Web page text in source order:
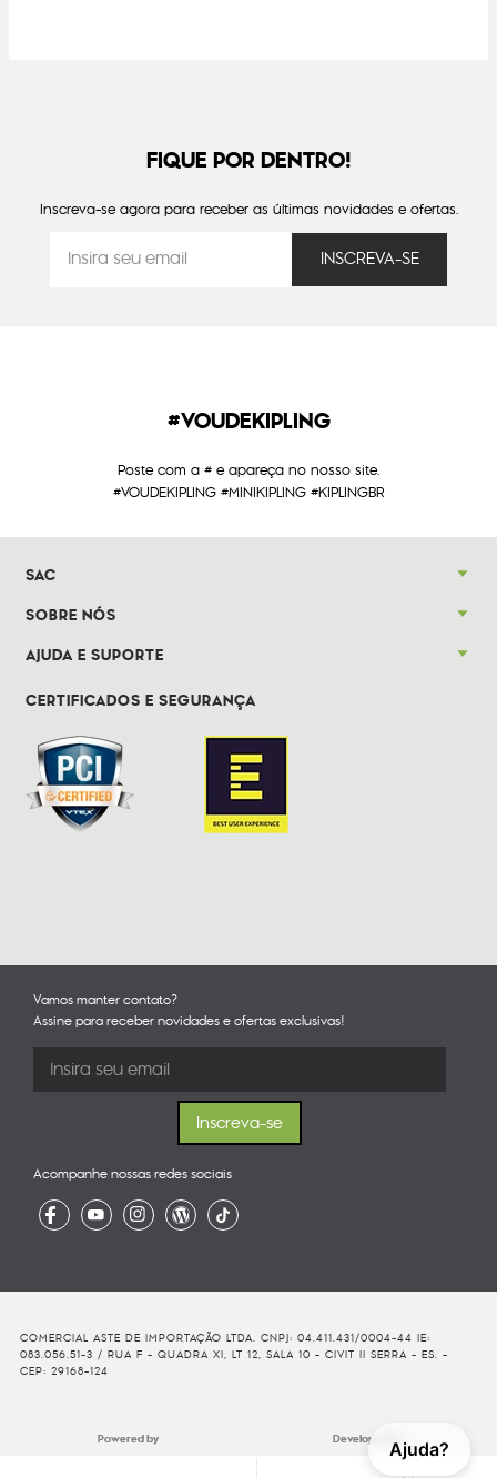
Ajuda?
FIQUE POR DENTRO!
Inscreva-se agora para receber as últimas novidades e ofertas.
#VOUDEKIPLING
Poste com a # e apareça no nosso site.
#VOUDEKIPLING #MINIKIPLING #KIPLINGBR
SAC
SOBRE NÓS
AJUDA E SUPORTE
CERTIFICADOS E SEGURANÇA
Vamos manter contato?
Assine para receber novidades e ofertas exclusivas!
Acompanhe nossas redes sociais
COMERCIAL ASTE DE IMPORTAÇÃO LTDA. CNPJ: 04.411.431/0004-44 IE:
083.056.51-3 / RUA F - QUADRA XI, LT 12, SALA 10 - CIVIT II SERRA - ES. -
CEP: 29168-124
Powered by Developed By